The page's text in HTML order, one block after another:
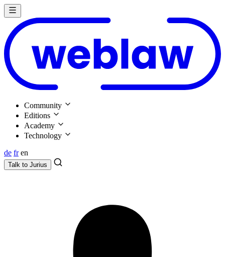
Community
Editions
Academy
Technology
de fr en
Talk to Jurius